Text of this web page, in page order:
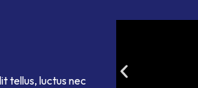
tellus, luctus nec